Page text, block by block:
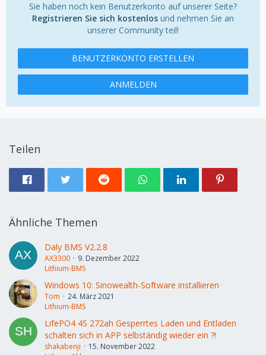
Sie haben noch kein Benutzerkonto auf unserer Seite?
Registrieren Sie sich kostenlos und nehmen Sie an
unserer Community teil!
BENUTZERKONTO ERSTELLEN
ANMELDEN
Teilen
Ähnliche Themen
Daly BMS V2.2.8
AX3300
9. Dezember 2022
Lithium-BMS
Windows 10: Sinowealth-Software installieren
Tom
24. März 2021
Lithium-BMS
LifePO4 4S 272ah Gesperrtes Laden und Entladen
schalten sich in APP selbständig wieder ein ?!
shakabenji
15. November 2022